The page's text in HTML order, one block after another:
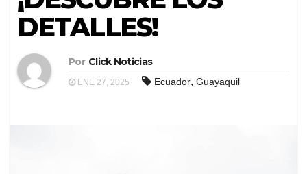
DETALLES!
Por Click Noticias
ENE 27, 2025 Ecuador, Guayaquil